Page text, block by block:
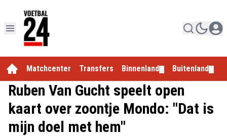
Matchcenter Transfers Binnenland Buitenland
Ruben Van Gucht speelt open
kaart over zoontje Mondo: "Dat is
mijn doel met hem"